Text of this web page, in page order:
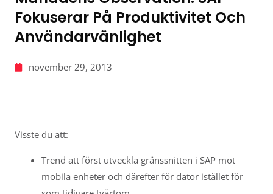
Fokuserar På Produktivitet Och
Användarvänlighet
november 29, 2013
Visste du att:
Trend att först utveckla gränssnitten i SAP mot
mobila enheter och därefter för dator istället för